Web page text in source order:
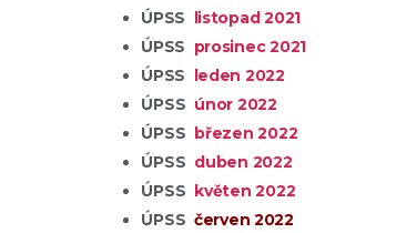
ÚPSS listopad 2021
ÚPSS prosinec 2021
ÚPSS leden 2022
ÚPSS únor 2022
ÚPSS březen 2022
ÚPSS duben 2022
ÚPSS květen 2022
ÚPSS červen 2022